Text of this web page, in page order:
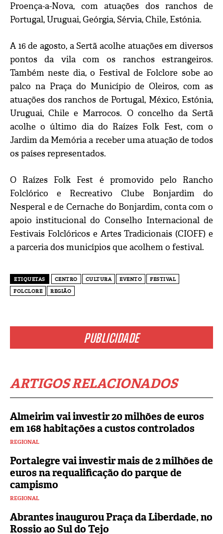
PUBLICIDADE
ARTIGOS RELACIONADOS
Almeirim vai investir 20 milhões de euros
em 168 habitações a custos controlados
REGIONAL
Portalegre vai investir mais de 2 milhões de
euros na requalificação do parque de
campismo
REGIONAL
Abrantes inaugurou Praça da Liberdade, no
Rossio ao Sul do Tejo
Proença-a-Nova, com atuações dos ranchos de
Portugal, Uruguai, Geórgia, Sérvia, Chile, Estónia.
A 16 de agosto, a Sertã acolhe atuações em diversos
pontos da vila com os ranchos estrangeiros.
Também neste dia, o Festival de Folclore sobe ao
palco na Praça do Município de Oleiros, com as
atuações dos ranchos de Portugal, México, Estónia,
Uruguai, Chile e Marrocos. O concelho da Sertã
acolhe o último dia do Raízes Folk Fest, com o
Jardim da Memória a receber uma atuação de todos
os países representados.
O Raízes Folk Fest é promovido pelo Rancho
Folclórico e Recreativo Clube Bonjardim do
Nesperal e de Cernache do Bonjardim, conta com o
apoio institucional do Conselho Internacional de
Festivais Folclóricos e Artes Tradicionais (CIOFF) e
a parceria dos municípios que acolhem o festival.
ETIQUETAS CENTRO CULTURA EVENTO
FESTIVAL
FOLCLORE
REGIÃO